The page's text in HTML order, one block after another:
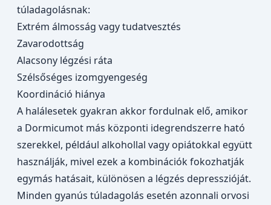
túladagolásnak:
Extrém álmosság vagy tudatvesztés
Zavarodottság
Alacsony légzési ráta
Szélsőséges izomgyengeség
Koordináció hiánya
A halálesetek gyakran akkor fordulnak elő, amikor
a Dormicumot más központi idegrendszerre ható
szerekkel, például alkohollal vagy opiátokkal együtt
használják, mivel ezek a kombinációk fokozhatják
egymás hatásait, különösen a légzés depresszióját.
Minden gyanús túladagolás esetén azonnali orvosi